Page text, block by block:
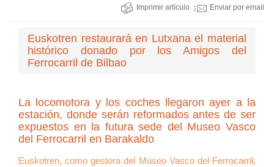
Imprimir artículo Enviar por email
Euskotren restaurará en Lutxana el material
histórico donado por los Amigos del
Ferrocarril de Bilbao
La locomotora y los coches llegaron ayer a la
estación, donde serán reformados antes de ser
expuestos en la futura sede del Museo Vasco
del Ferrocarril en Barakaldo
Euskotren, como gestora del Museo Vasco del Ferrocarril,